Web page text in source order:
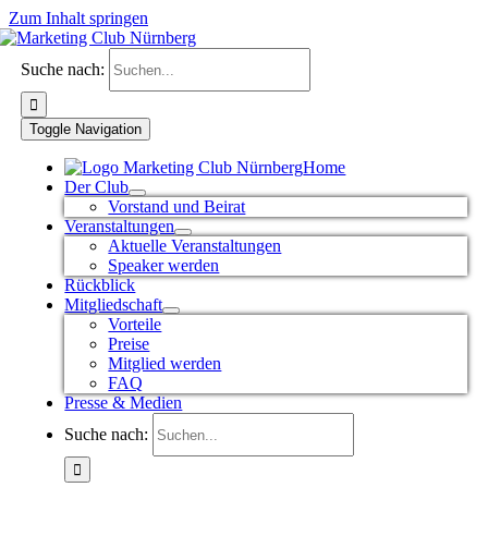
Zum Inhalt springen
Suche nach:
Toggle Navigation
Home
Der Club
Vorstand und Beirat
Veranstaltungen
Aktuelle Veranstaltungen
Speaker werden
Rückblick
Mitgliedschaft
Vorteile
Preise
Mitglied werden
FAQ
Presse & Medien
Suche nach: